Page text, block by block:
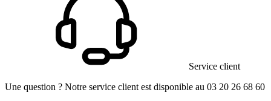
Service client
Une question ? Notre service client est disponible au 03 20 26 68 60